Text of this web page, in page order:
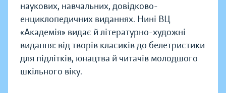
наукових, навчальних, довідково-
енциклопедичних виданнях. Нині ВЦ
«Академія» видає й літературно-художні
видання: від творів класиків до белетристики
для підлітків, юнацтва й читачів молодшого
шкільного віку.